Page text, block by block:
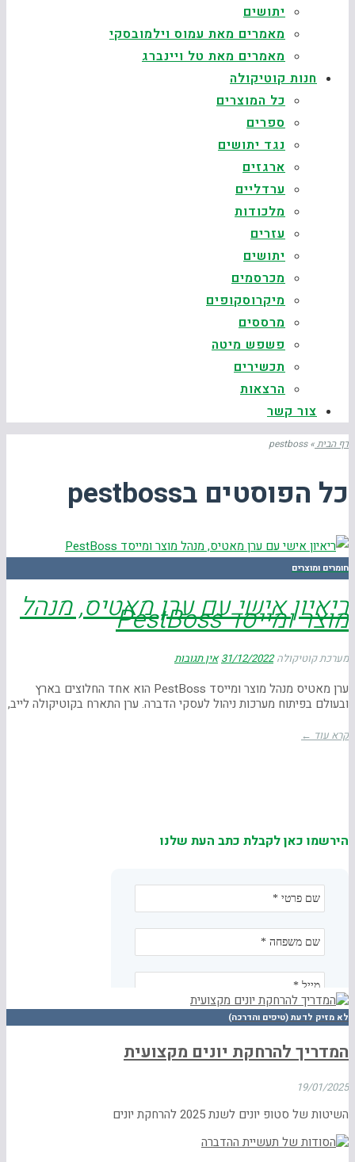
יתושים
מאמרים מאת עמוס וילמובסקי
מאמרים מאת טל ויינברג
חנות קוטיקולה
כל המוצרים
ספרים
נגד יתושים
ארגזים
ערדליים
מלכודות
עזרים
יתושים
מכרסמים
מיקרוסקופים
מרססים
פשפש מיטה
תכשירים
הרצאות
צור קשר
דף הבית»
pestboss
כל הפוסטים בPestboss
חומרים ומוצרים
ריאיון אישי עם ערן מאטיס, מנהל
מוצר ומייסד PestBoss
מערכת קוטיקולה 31/12/2022 אין תגובות
ערן מאטיס מנהל מוצר ומייסד PestBoss הוא אחד החלוצים בארץ
ובעולם בפיתוח מערכות ניהול לעסקי הדברה. ערן התארח בקוטיקולה לייב,
קרא עוד ←
הירשמו כאן לקבלת כתב העת שלנו
לא מזיק לדעת (טיפים והדרכה)
המדריך להרחקת יונים מקצועית
19/01/2025
השיטות של סטופ יונים לשנת 2025 להרחקת יונים